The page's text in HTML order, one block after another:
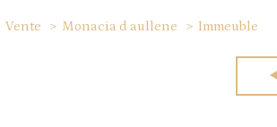
acheter
Vente Monacia d aullene Immeuble